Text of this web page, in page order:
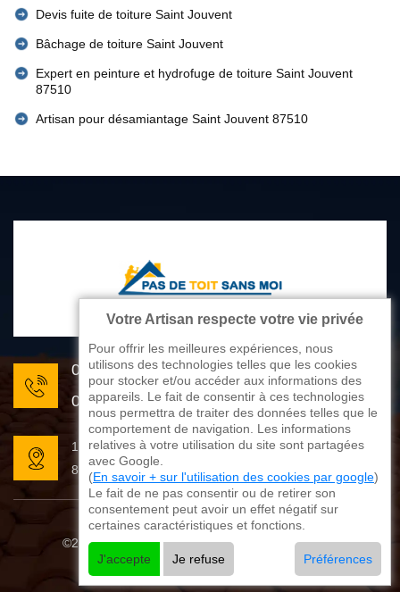
Devis fuite de toiture Saint Jouvent
Bâchage de toiture Saint Jouvent
Expert en peinture et hydrofuge de toiture Saint Jouvent
87510
Artisan pour désamiantage Saint Jouvent 87510
05 33 06 22 81
07 80 33 28 62
176 avenue de Limoges
87270 Couzeix
©2025 - 2026 Tout droit réservé Mentions légales
Votre Artisan respecte votre vie privée
Pour offrir les meilleures expériences, nous
utilisons des technologies telles que les cookies
pour stocker et/ou accéder aux informations des
appareils. Le fait de consentir à ces technologies
nous permettra de traiter des données telles que le
comportement de navigation. Les informations
relatives à votre utilisation du site sont partagées
avec Google.
(En savoir + sur l'utilisation des cookies par google)
Le fait de ne pas consentir ou de retirer son
consentement peut avoir un effet négatif sur
certaines caractéristiques et fonctions.
J'accepte Je refuse Préférences